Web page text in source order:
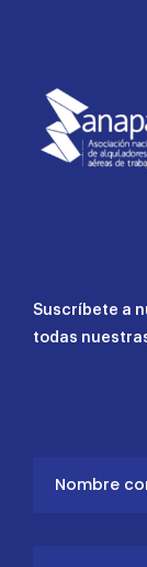
Suscríbete a
todas